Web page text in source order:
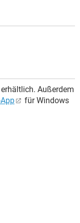
erhältlich. Außerdem
für Windows